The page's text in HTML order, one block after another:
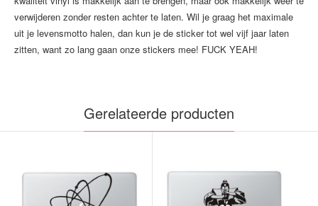
verwijderen zonder resten achter te laten. Wil je graag het maximale
uit je levensmotto halen, dan kun je de sticker tot wel vijf jaar laten
zitten, want zo lang gaan onze stickers mee! FUCK YEAH!
Gerelateerde producten